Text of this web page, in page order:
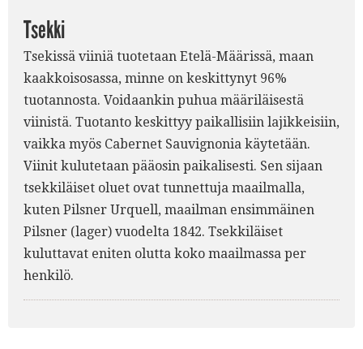
Tsekki
Tsekissä viiniä tuotetaan Etelä-Määrissä, maan
kaakkoisosassa, minne on keskittynyt 96%
tuotannosta. Voidaankin puhua määriläisestä
viinistä. Tuotanto keskittyy paikallisiin lajikkeisiin,
vaikka myös Cabernet Sauvignonia käytetään.
Viinit kulutetaan pääosin paikalisesti. Sen sijaan
tsekkiläiset oluet ovat tunnettuja maailmalla,
kuten Pilsner Urquell, maailman ensimmäinen
Pilsner (lager) vuodelta 1842. Tsekkiläiset
kuluttavat eniten olutta koko maailmassa per
henkilö.